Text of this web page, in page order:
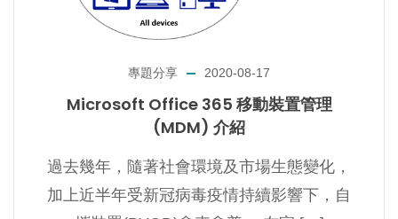
專題分享 2020-08-17
Microsoft Office 365 移動裝置管理
(MDM) 介紹
過去幾年，隨著社會環境及市場生態變化，
加上近半年受新冠病毒疫情持續影響下，自